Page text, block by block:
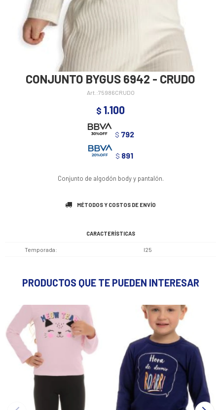
CONJUNTO BYGUS 6942 - CRUDO
75986CRUDO
$ 1.100
$ 792
$ 891
Conjunto de algodón body y pantalón.
MÉTODOS Y COSTOS DE ENVÍO
CARACTERÍSTICAS
Temporada I25
PRODUCTOS QUE TE PUEDEN INTERESAR